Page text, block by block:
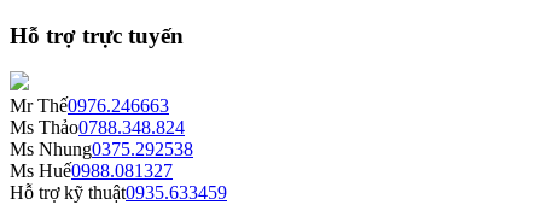
Hỗ trợ trực tuyến
Mr Thế0976.246663
Ms Thảo0788.348.824
Ms Nhung0375.292538
Ms Huế0988.081327
Hỗ trợ kỹ thuật0935.633459